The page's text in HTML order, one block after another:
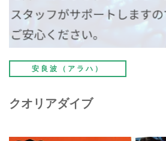
安良波（アラハ）
クオリアダイブ